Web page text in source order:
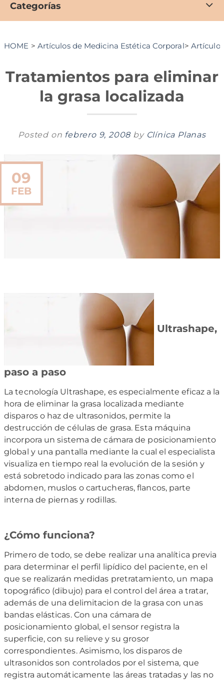
Categorías
HOME > Artículos de Medicina Estética Corporal>
Tratamientos para eliminar
la grasa localizada
Posted on febrero 9, 2008 by Clínica Planas
09
FEB
Ultrashape,
paso a paso
La tecnología Ultrashape, es especialmente eficaz a la
hora de eliminar la grasa localizada mediante
disparos o haz de ultrasonidos, permite la
destrucción de células de grasa. Esta máquina
incorpora unsistema de cámara de posicionamiento
global y una pantalla mediante la cual el especialista
visualiza en tiempo real la evolución de la sesión y
está sobretodo indicado para las zonas como el
abdomen, muslos o cartucheras, flancos, parte
interna de piernas y rodillas.
¿Cómo funciona?
Primero de todo, se debe realizar una analítica previa
para determinar el perfil lipídico del paciente, en el
que se realizarán medidas pretratamiento, un mapa
topográfico (dibujo) para el control del área a tratar,
además de una delimitacion de la grasa con unas
bandas elásticas. Con una cámara de
posicionamiento global, el sensor registra la
superficie, con su relieve y su grosor
correspondientes. Asimismo, los disparos de
ultrasonidos son controlados por el sistema, que
registra automáticamente las áreas tratadas y las no